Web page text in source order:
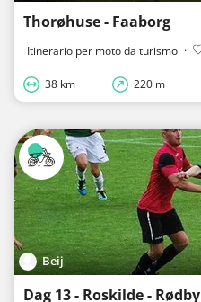
Thorøhuse - Faaborg
Itinerario per moto da turismo ·
38 km 220 m
Beij
Dag 13 - Roskilde - Rødby